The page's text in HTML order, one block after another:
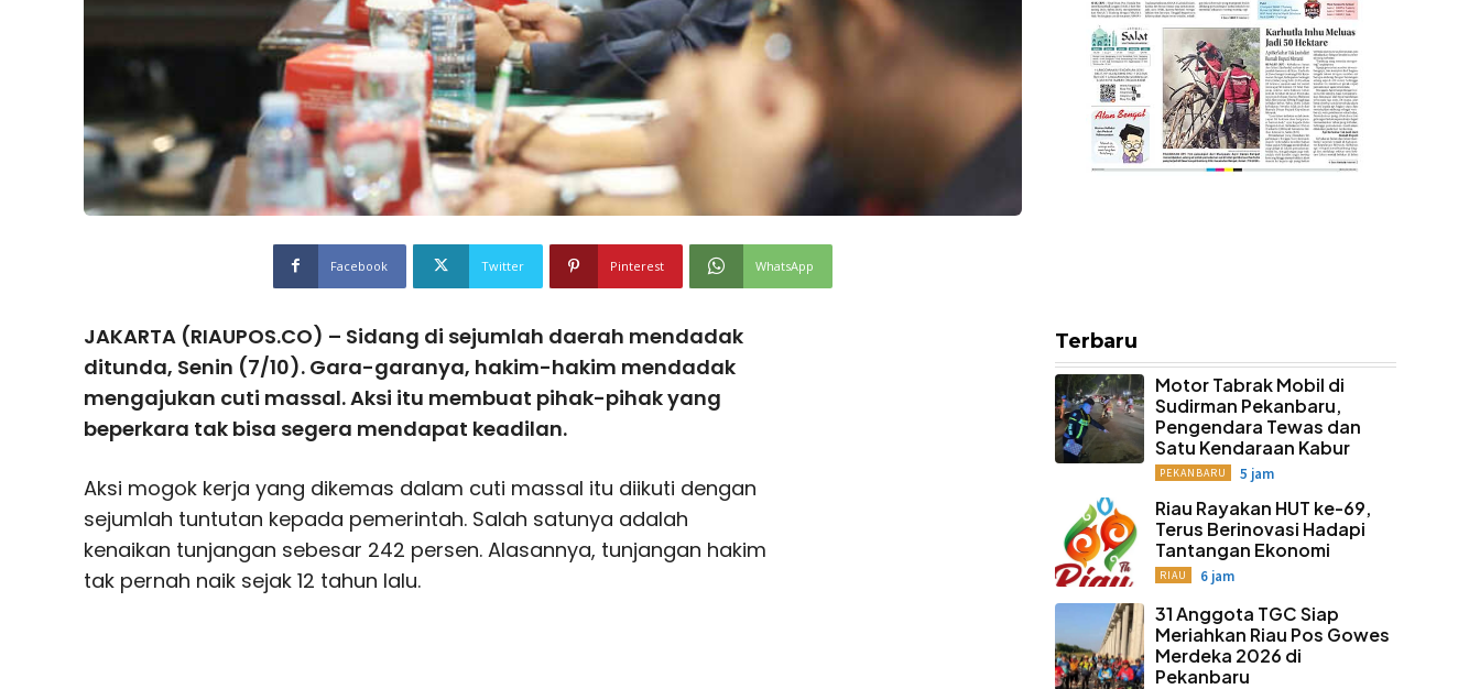
Facebook Twitter Pinterest WhatsApp
JAKARTA (RIAUPOS.CO) – Sidang di sejumlah daerah mendadak
ditunda, Senin (7/10). Gara-garanya, hakim-hakim mendadak
mengajukan cuti massal. Aksi itu membuat pihak-pihak yang
beperkara tak bisa segera mendapat keadilan.
Aksi mogok kerja yang dikemas dalam cuti massal itu diikuti dengan
sejumlah tuntutan kepada pemerintah. Salah satunya adalah
kenaikan tunjangan sebesar 242 persen. Alasannya, tunjangan hakim
tak pernah naik sejak 12 tahun lalu.
Terbaru
Motor Tabrak Mobil di
Sudirman Pekanbaru,
Pengendara Tewas dan
Satu Kendaraan Kabur
PEKANBARU 5 jam
Riau Rayakan HUT ke-69,
Terus Berinovasi Hadapi
Tantangan Ekonomi
RIAU 6 jam
31 Anggota TGC Siap
Meriahkan Riau Pos Gowes
Merdeka 2026 di
Pekanbaru